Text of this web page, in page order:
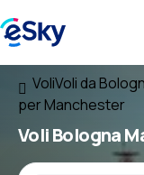
VoliVoli da
per Manchester
VoliBologna